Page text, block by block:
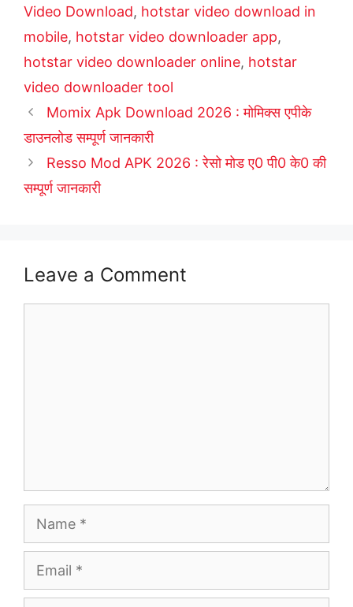
Video Download, hotstar video download in
mobile, hotstar video downloader app,
hotstar video downloader online, hotstar
video downloader tool
Momix Apk Download 2026 : मोमिक्स एपीके
डाउनलोड सम्पूर्ण जानकारी
Resso Mod APK 2026 : रेसो मोड ए0 पी0 के0 की
सम्पूर्ण जानकारी
Leave a Comment